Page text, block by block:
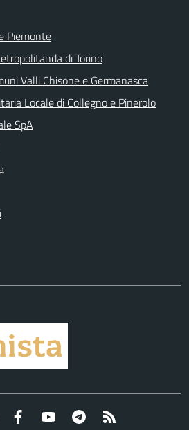
Piemonte
di Torino
Valli Chisone e Germanasca
Locale di Collegno e Pinerolo
SpA
Facebook YouTube Telegram